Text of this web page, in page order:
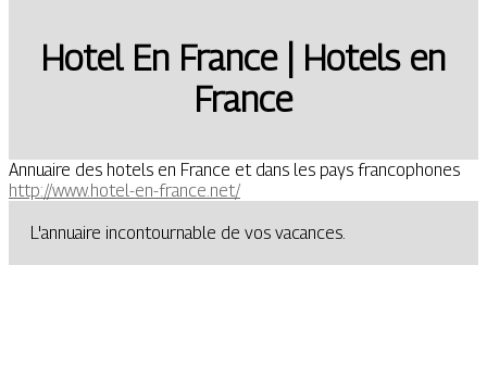
Hotel En France | Hotels en
France
Annuaire des hotels en France et dans les pays francophones
http://www.hotel-en-france.net/
L'annuaire incontournable de vos vacances.